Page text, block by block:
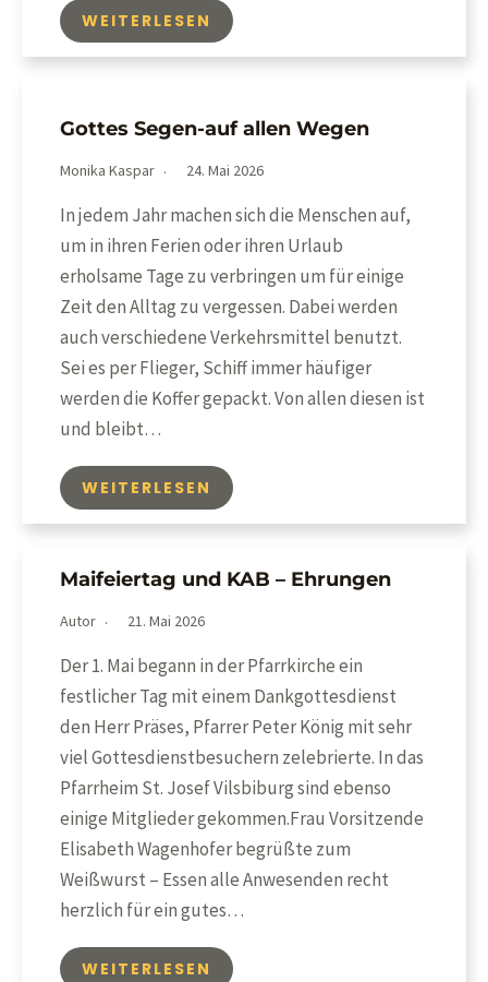
WEITERLESEN
Gottes Segen-auf allen Wegen
Monika Kaspar 24. Mai 2026
In jedem Jahr machen sich die Menschen auf,
um in ihren Ferien oder ihren Urlaub
erholsame Tage zu verbringen um für einige
Zeit den Alltag zu vergessen. Dabei werden
auch verschiedene Verkehrsmittel benutzt.
Sei es per Flieger, Schiff immer häufiger
werden die Koffer gepackt. Von allen diesen ist
und bleibt…
WEITERLESEN
Maifeiertag und KAB – Ehrungen
Autor 21. Mai 2026
Der 1. Mai begann in der Pfarrkirche ein
festlicher Tag mit einem Dankgottesdienst
den Herr Präses, Pfarrer Peter König mit sehr
viel Gottesdienstbesuchern zelebrierte. In das
Pfarrheim St. Josef Vilsbiburg sind ebenso
einige Mitglieder gekommen.Frau Vorsitzende
Elisabeth Wagenhofer begrüßte zum
Weißwurst – Essen alle Anwesenden recht
herzlich für ein gutes…
WEITERLESEN